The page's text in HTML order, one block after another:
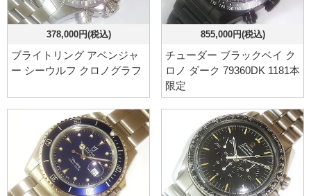
378,000円(税込)
ブライトリング アベンジャ
ー シーウルフ クロノグラフ
855,000円(税込)
チューダー ブラックベイ ク
ロノ ダーク 79360DK 1181本
限定